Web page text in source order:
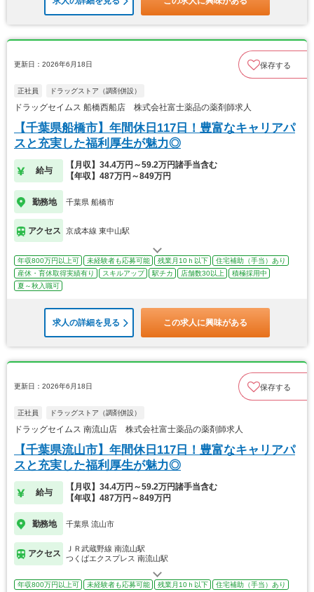
更新日：2026年6月18日 保存する
正社員 ドラッグストア（調剤併設）
ドラッグセイムス 船橋西船店 株式会社富士薬品の薬剤師求人
【千葉県船橋市】年間休日117日！豊富なキャリアパ
スと充実した福利厚生が魅力◎
給与
【月収】34.4万円～59.2万円諸手当含む
【年収】487万円～849万円
勤務地 千葉県 船橋市
アクセス 京成本線 東中山駅
年収800万円以上可 未経験者も応募可能 残業月10ｈ以下
住宅補助（手当）あり
産休・育休取得実績有り
スキルアップ 駅チカ 店舗数30以上
積極採用中
夏～秋入職可
求人の詳細を見る この求人に興味がある
更新日：2026年6月18日 保存する
正社員 ドラッグストア（調剤併設）
ドラッグセイムス 南流山店 株式会社富士薬品の薬剤師求人
【千葉県流山市】年間休日117日！豊富なキャリアパ
スと充実した福利厚生が魅力◎
給与
【月収】34.4万円～59.2万円諸手当含む
【年収】487万円～849万円
勤務地 千葉県 流山市
アクセス
ＪＲ武蔵野線 南流山駅
つくばエクスプレス 南流山駅
年収800万円以上可 未経験者も応募可能 残業月10ｈ以下 住宅補助（手当）あり